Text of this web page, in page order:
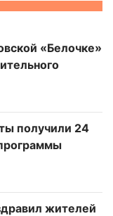
«Белочке»
получили 24
жителей